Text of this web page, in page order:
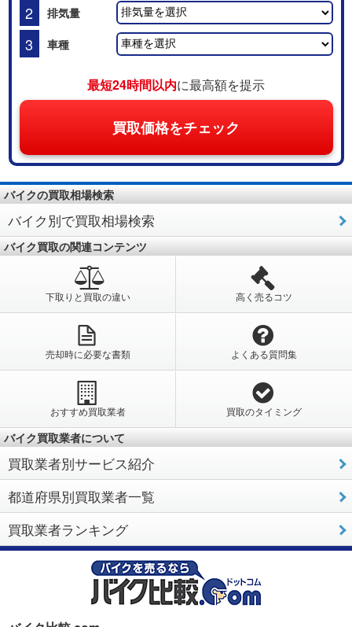
2 排気量
3 車種
最短24時間以内に最高額を提示
買取価格をチェック
バイクの買取相場検索
バイク別で買取相場検索
バイク買取の関連コンテンツ
下取りと買取の違い 高く売るコツ
売却時に必要な書類 よくある質問集
おすすめ買取業者 買取のタイミング
バイク買取業者について
買取業者別サービス紹介
都道府県別買取業者一覧
買取業者ランキング